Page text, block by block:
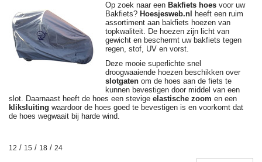
Op zoek naar een Bakfiets hoes voor uw
Bakfiets? Hoesjesweb.nl
heeft een ruim
assortiment aan bakfiets hoezen van
topkwaliteit. De hoezen zijn licht van
gewicht en beschermt uw bakfiets tegen
regen, stof, UV en vorst.
Deze mooie superlichte snel
droogwaaiende hoezen beschikken over
slotgaten om de hoes aan de fiets te
kunnen bevestigen door middel van een
slot. Daarnaast heeft de hoes een stevige elastische zoom en een
kliksluiting waardoor de hoes goed te bevestigen is en voorkomt dat
de hoes wegwaait bij harde wind.
12 / 15 / 18 / 24